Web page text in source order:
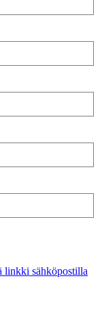
linkki sähköpostilla